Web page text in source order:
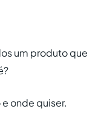
um produto que
onde quiser.